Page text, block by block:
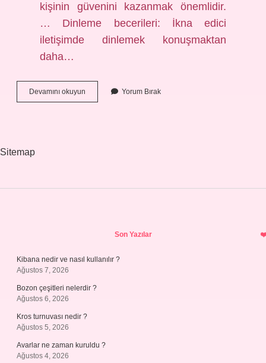
kişinin güvenini kazanmak önemlidir.
… Dinleme becerileri: İkna edici
iletişimde dinlemek konuşmaktan
daha…
Devamını okuyun
Unsurları
Yorum Bırak
Sitemap
Son Yazılar
Kibana nedir ve nasıl kullanılır ?
Ağustos 7, 2026
Bozon çeşitleri nelerdir ?
Ağustos 6, 2026
Kros turnuvası nedir ?
Ağustos 5, 2026
Avarlar ne zaman kuruldu ?
Ağustos 4, 2026